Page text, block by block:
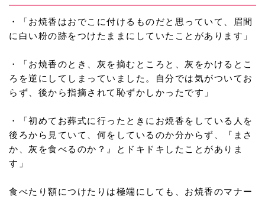
・「お焼香はおでこに付けるものだと思っていて、眉間
に白い粉の跡をつけたままにしていたことがあります」
・「お焼香のとき、灰を摘むところと、灰をかけるとこ
ろを逆にしてしまっていました。自分では気がついてお
らず、後から指摘されて恥ずかしかったです」
・「初めてお葬式に行ったときにお焼香をしている人を
後ろから見ていて、何をしているのか分からず、『まさ
か、灰を食べるのか？』とドキドキしたことがありま
す」
食べたり額につけたりは極端にしても、お焼香のマナー